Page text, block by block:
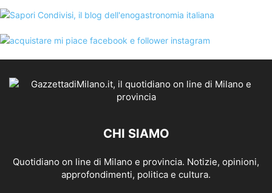
CHI SIAMO
Quotidiano on line di Milano e provincia. Notizie, opinioni,
approfondimenti, politica e cultura.